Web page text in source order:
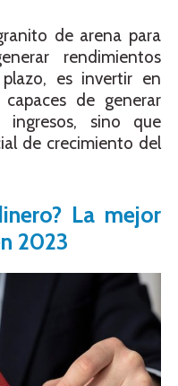
de arena para
rendimientos
es invertir en
de generar
ingresos, sino que
de crecimiento del
La mejor
2023